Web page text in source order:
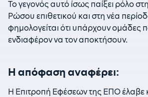
Το γεγονός αυτό ίσως παίξει ρόλο
Ρώσου επιθετικού και στη νέα
φημολογείται ότι υπάρχουν ομάδες
ενδιαφέρον να τον αποκτήσουν.
Η απόφαση αναφέρει:
Η Επιτροπή Εφέσεων της ΕΠΟ έλαβε